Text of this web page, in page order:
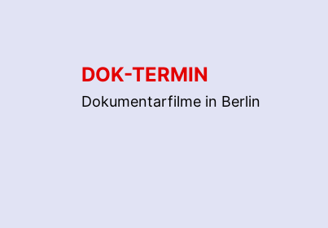
DOK-TERMIN
Dokumentarfilme in Berlin